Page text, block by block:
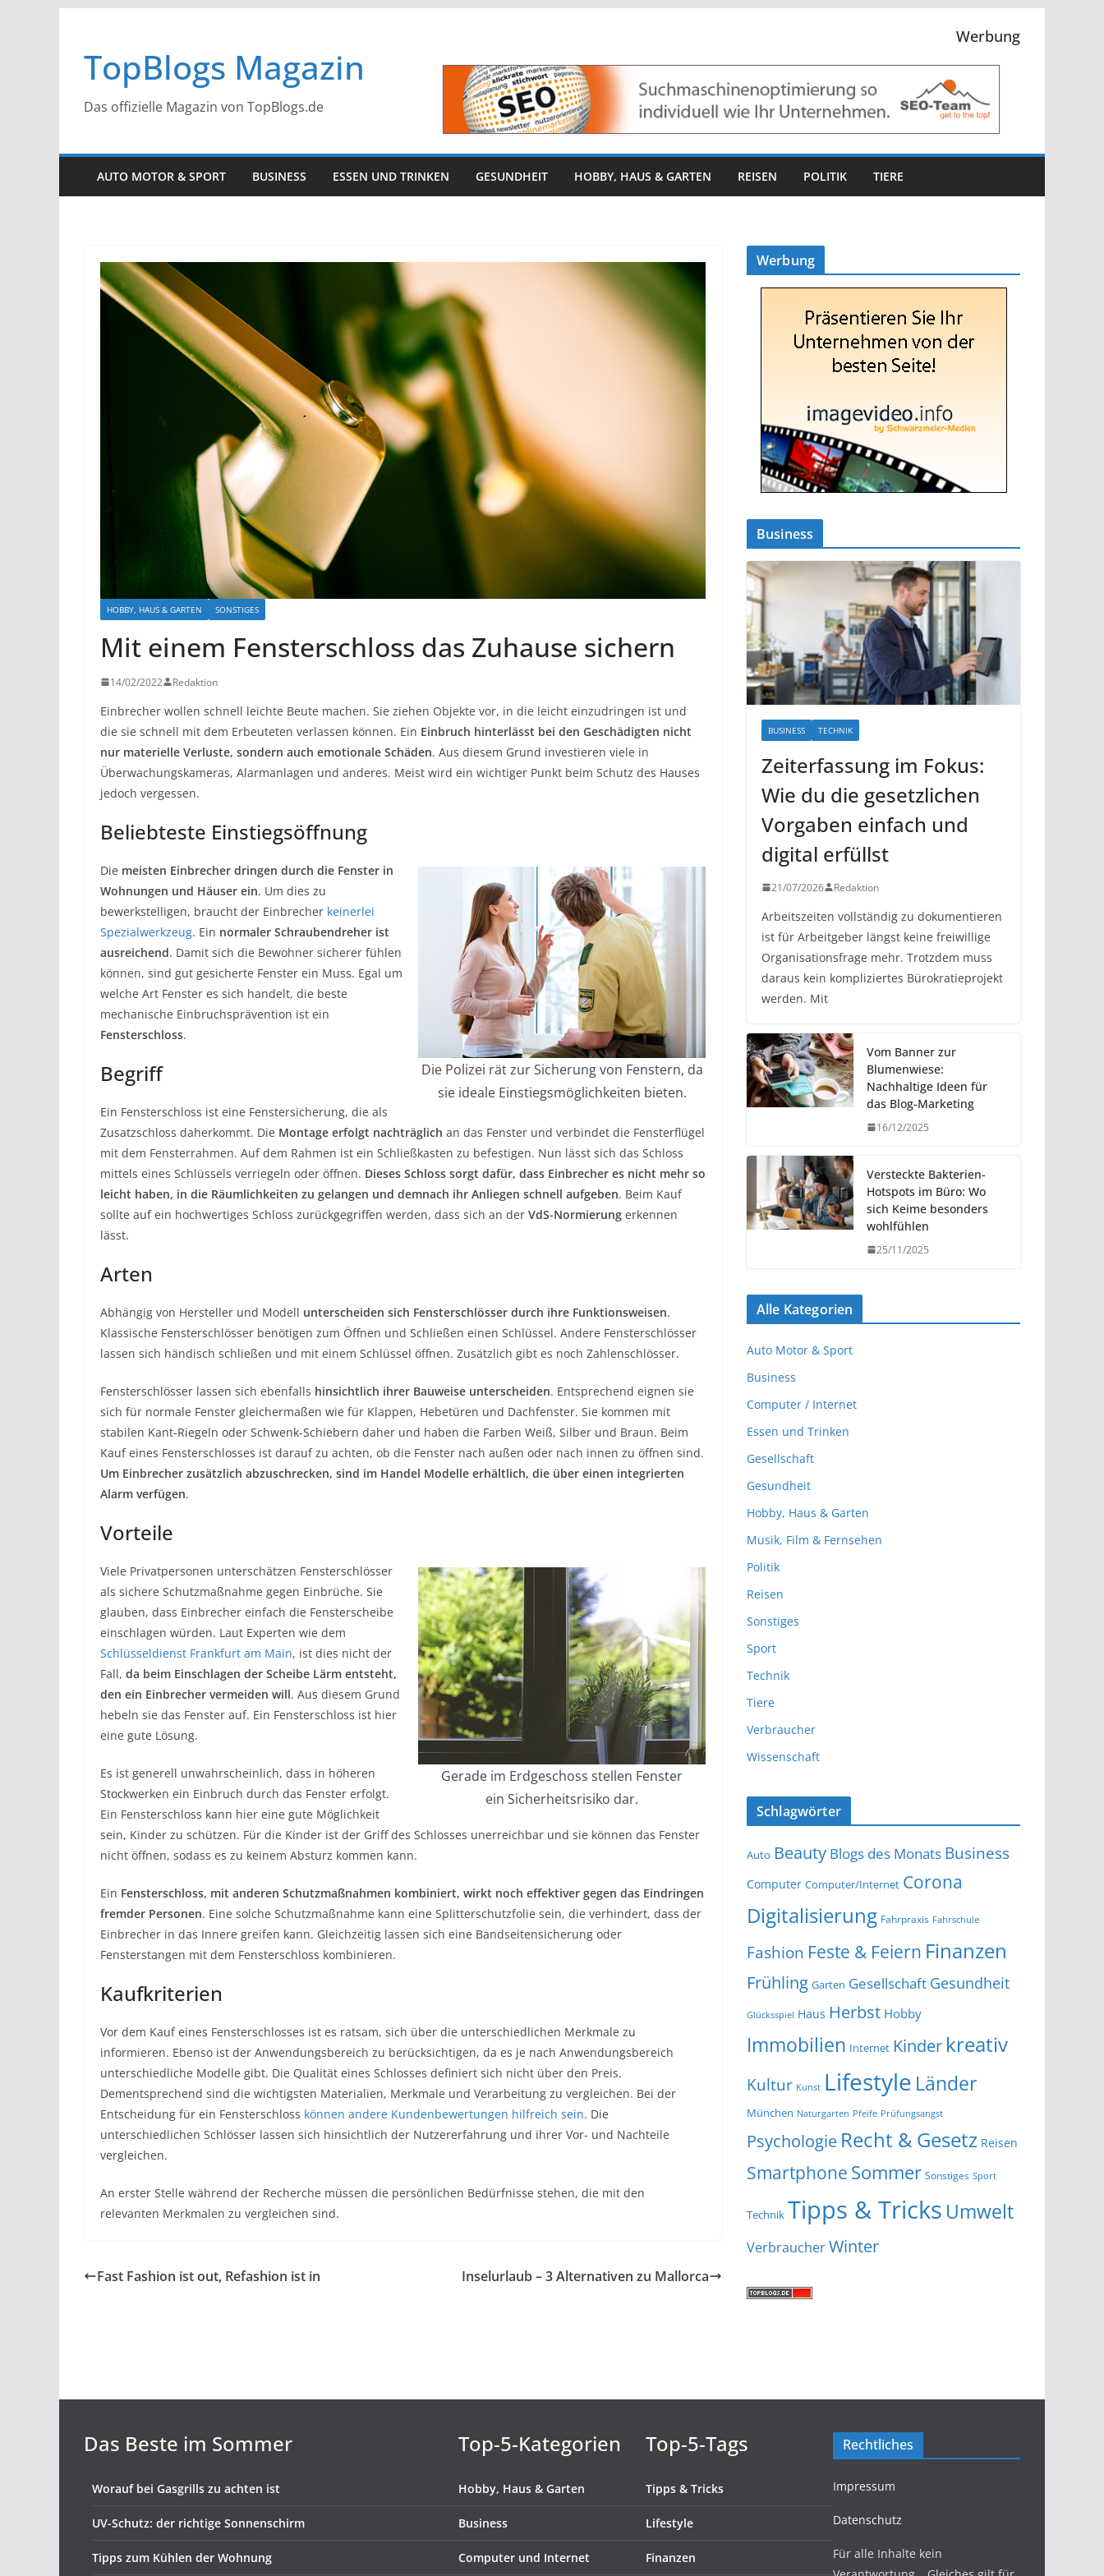
springen
TopBlogs Magazin
Das offizielle Magazin von TopBlogs.de
Werbung
AUTO MOTOR & SPORT BUSINESS ESSEN UND TRINKEN GESUNDHEIT HOBBY, HAUS & GARTEN REISEN POLITIK TIERE
HOBBY, HAUS & GARTEN SONSTIGES
Mit einem Fensterschloss das Zuhause sichern
14/02/2022 Redaktion
Einbrecher wollen schnell leichte Beute machen. Sie ziehen Objekte vor, in die leicht einzudringen ist und
die sie schnell mit dem Erbeuteten verlassen können. Ein Einbruch hinterlässt bei den Geschädigten nicht
nur materielle Verluste, sondern auch emotionale Schäden. Aus diesem Grund investieren viele in
Überwachungskameras, Alarmanlagen und anderes. Meist wird ein wichtiger Punkt beim Schutz des Hauses
jedoch vergessen.
Beliebteste Einstiegsöffnung
Die Polizei rät zur Sicherung von Fenstern, da
sie ideale Einstiegsmöglichkeiten bieten.
Die meisten Einbrecher dringen durch die Fenster in
Wohnungen und Häuser ein. Um dies zu
bewerkstelligen, braucht der Einbrecher keinerlei
Spezialwerkzeug. Ein normaler Schraubendreher ist
ausreichend. Damit sich die Bewohner sicherer fühlen
können, sind gut gesicherte Fenster ein Muss. Egal um
welche Art Fenster es sich handelt, die beste
mechanische Einbruchsprävention ist ein
Fensterschloss.
Begriff
Ein Fensterschloss ist eine Fenstersicherung, die als
Zusatzschloss daherkommt. Die Montage erfolgt nachträglich an das Fenster und verbindet die Fensterflügel
mit dem Fensterrahmen. Auf dem Rahmen ist ein Schließkasten zu befestigen. Nun lässt sich das Schloss
mittels eines Schlüssels verriegeln oder öffnen. Dieses Schloss sorgt dafür, dass Einbrecher es nicht mehr so
leicht haben, in die Räumlichkeiten zu gelangen und demnach ihr Anliegen schnell aufgeben. Beim Kauf
sollte auf ein hochwertiges Schloss zurückgegriffen werden, dass sich an der VdS-Normierung erkennen
lässt.
Arten
Abhängig von Hersteller und Modell unterscheiden sich Fensterschlösser durch ihre Funktionsweisen.
Klassische Fensterschlösser benötigen zum Öffnen und Schließen einen Schlüssel. Andere Fensterschlösser
lassen sich händisch schließen und mit einem Schlüssel öffnen. Zusätzlich gibt es noch Zahlenschlösser.
Fensterschlösser lassen sich ebenfalls hinsichtlich ihrer Bauweise unterscheiden. Entsprechend eignen sie
sich für normale Fenster gleichermaßen wie für Klappen, Hebetüren und Dachfenster. Sie kommen mit
stabilen Kant-Riegeln oder Schwenk-Schiebern daher und haben die Farben Weiß, Silber und Braun. Beim
Kauf eines Fensterschlosses ist darauf zu achten, ob die Fenster nach außen oder nach innen zu öffnen sind.
Um Einbrecher zusätzlich abzuschrecken, sind im Handel Modelle erhältlich, die über einen integrierten
Alarm verfügen.
Vorteile
Gerade im Erdgeschoss stellen Fenster
ein Sicherheitsrisiko dar.
Viele Privatpersonen unterschätzen Fensterschlösser
als sichere Schutzmaßnahme gegen Einbrüche. Sie
glauben, dass Einbrecher einfach die Fensterscheibe
einschlagen würden. Laut Experten wie dem
Schlüsseldienst Frankfurt am Main, ist dies nicht der
Fall, da beim Einschlagen der Scheibe Lärm entsteht,
den ein Einbrecher vermeiden will. Aus diesem Grund
hebeln sie das Fenster auf. Ein Fensterschloss ist hier
eine gute Lösung.
Es ist generell unwahrscheinlich, dass in höheren
Stockwerken ein Einbruch durch das Fenster erfolgt.
Ein Fensterschloss kann hier eine gute Möglichkeit
sein, Kinder zu schützen. Für die Kinder ist der Griff des Schlosses unerreichbar und sie können das Fenster
nicht öffnen, sodass es zu keinem Absturz kommen kann.
Ein Fensterschloss, mit anderen Schutzmaßnahmen kombiniert, wirkt noch effektiver gegen das Eindringen
fremder Personen. Eine solche Schutzmaßnahme kann eine Splitterschutzfolie sein, die verhindert, dass der
Einbrecher in das Innere greifen kann. Gleichzeitig lassen sich eine Bandseitensicherung oder
Fensterstangen mit dem Fensterschloss kombinieren.
Kaufkriterien
Vor dem Kauf eines Fensterschlosses ist es ratsam, sich über die unterschiedlichen Merkmale zu
informieren. Ebenso ist der Anwendungsbereich zu berücksichtigen, da es je nach Anwendungsbereich
unterschiedliche Modelle gibt. Die Qualität eines Schlosses definiert sich nicht über den Preis.
Dementsprechend sind die wichtigsten Materialien, Merkmale und Verarbeitung zu vergleichen. Bei der
Entscheidung für ein Fensterschloss können andere Kundenbewertungen hilfreich sein. Die
unterschiedlichen Schlösser lassen sich hinsichtlich der Nutzererfahrung und ihrer Vor- und Nachteile
vergleichen.
An erster Stelle während der Recherche müssen die persönlichen Bedürfnisse stehen, die mit den
relevanten Merkmalen zu vergleichen sind.
Fast Fashion ist out, Refashion ist in Inselurlaub – 3 Alternativen zu Mallorca
Werbung
Business
BUSINESS TECHNIK
Zeiterfassung im Fokus:
Wie du die gesetzlichen
Vorgaben einfach und
digital erfüllst
21/07/2026 Redaktion
Arbeitszeiten vollständig zu dokumentieren
ist für Arbeitgeber längst keine freiwillige
Organisationsfrage mehr. Trotzdem muss
daraus kein kompliziertes Bürokratieprojekt
werden. Mit
Vom Banner zur
Blumenwiese:
Nachhaltige Ideen für
das Blog-Marketing
16/12/2025
Versteckte Bakterien-
Hotspots im Büro: Wo
sich Keime besonders
wohlfühlen
25/11/2025
Alle Kategorien
Auto Motor & Sport
Business
Computer / Internet
Essen und Trinken
Gesellschaft
Gesundheit
Hobby, Haus & Garten
Musik, Film & Fernsehen
Politik
Reisen
Sonstiges
Sport
Technik
Tiere
Verbraucher
Wissenschaft
Schlagwörter
Auto Beauty Blogs des Monats Business
Computer Computer/Internet Corona
Digitalisierung Fahrpraxis Fahrschule
Fashion Feste & Feiern Finanzen
Frühling Garten Gesellschaft Gesundheit
Glücksspiel Haus Herbst Hobby
Immobilien Internet Kinder kreativ
Kultur Kunst Lifestyle Länder
München Naturgarten Pfeife Prüfungsangst
Psychologie Recht & Gesetz Reisen
Smartphone Sommer Sonstiges Sport
Technik Tipps & Tricks Umwelt
VerbraucherWinter
Das Beste im Sommer
Worauf bei Gasgrills zu achten ist
UV-Schutz: der richtige Sonnenschirm
Tipps zum Kühlen der Wohnung
Top-5-Kategorien
Hobby, Haus & Garten
Business
Computer und Internet
Top-5-Tags
Tipps & Tricks
Lifestyle
Finanzen
Rechtliches
Impressum
Datenschutz
Für alle Inhalte kein